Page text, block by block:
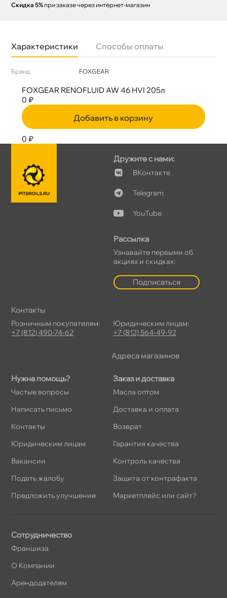
Скидка 5% при заказе через интернет-магазин
Характеристики Способы оплаты
Бренд FOXGEAR
FOXGEAR RENOFLUID AW 46 HVI 205л
0 ₽
Добавить в корзину
0 ₽
Нужна помощь?
Частые вопросы
Написать письмо
Контакты
Юридическим лицам
акансии
Подать жалобу
Предложить улучшение
Заказ и доставка
Масла оптом
Доставка и оплата
озврат
Гарантия качества
Контроль качества
Защита от контрафакта
Маркетплейс или сайт?
Дружите с нами:
Контакте
Telegram
YouTube
Рассылка
Узнавайте первыми о
акциях и скидках:
Подписаться
Сотрудничество
Франшиза
О Компании
Арендодателям
Контакты
Розничным покупателям:
+7 (812) 490-74-62
Юридическим лицам:
+7 (812) 564-49-92
Адреса магазино